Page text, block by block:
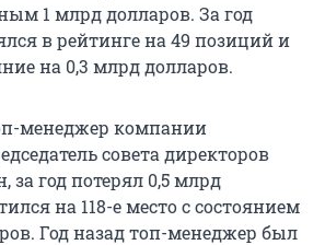
1 млрд долларов. За год
в рейтинге на 49 позиций и
на 0,3 млрд долларов.
менеджер компании
совета директоров
за год потерял 0,5 млрд
на 118-е место с состоянием
Год назад топ-менеджер был